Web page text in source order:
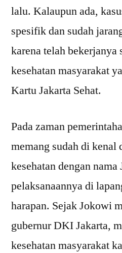
lalu. Kalaupun ada,
spesifik dan sudah
karena telah bekerjanya
kesehatan masyarakat
Kartu Jakarta Sehat.
Pada zaman
memang sudah di kenal
kesehatan dengan
pelaksanaannya di
harapan. Sejak Jokowi
gubernur DKI Jakarta,
kesehatan masyarakat